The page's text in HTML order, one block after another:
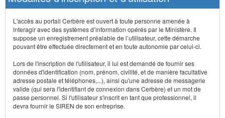
L'accès au portail Cerbère est ouvert à toute personne amenée à
interagir avec des systèmes d’information opérés par le Ministère. Il
suppose un enregistrement préalable de l’utilisateur, cette démarche
pouvant être effectuée directement et en toute autonomie par celui-ci.
Lors de l'inscription de l'utilisateur, il lui est demandé de fournir ses
données d'identification (nom, prénom, civilité, et de manière facultative
adresse postale et téléphones,...), ainsi qu'une adresse de messagerie
valide (qui sera l'identifiant de connexion dans Cerbère) et un mot de
passe personnel. Si l'utilisateur s'inscrit en tant que professionnel, il
devra fournir le SIREN de son entreprise.